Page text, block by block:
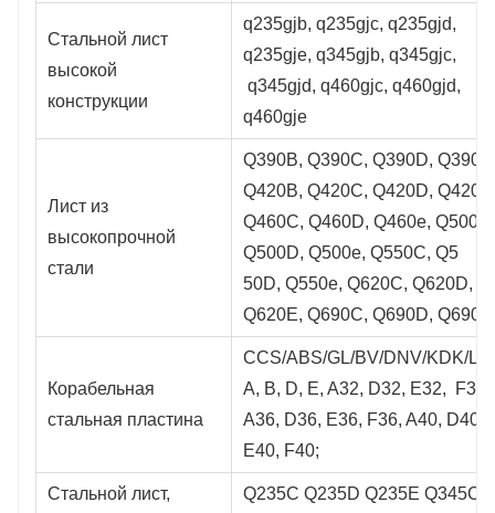
Стальной лист
высокой
конструкции
q235gjb, q235gjc, q235gjd,
q235gje, q345gjb, q345gjc,
q345gjd, q460gjc, q460gjd,
q460gje
Лист из
высокопрочной
стали
Q390B, Q390C, Q390D, Q390e,
Q420B, Q420C, Q420D, Q420e,
Q460C, Q460D, Q460e, Q500C,
Q500D, Q500e, Q550C, Q5
50D, Q550e, Q620C, Q620D,
Q620E, Q690C, Q690D, Q690E
Корабельная
стальная пластина
CCS/ABS/GL/BV/DNV/KDK/LR,
A, B, D, E, A32, D32, E32, F32,
A36, D36, E36, F36, A40, D40,
E40, F40;
Стальной лист,
Q235C Q235D Q235E Q345C,